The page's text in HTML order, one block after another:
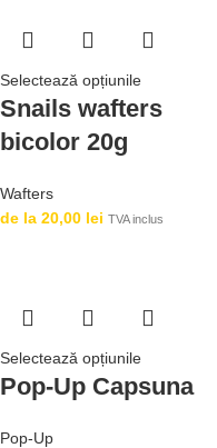
Selectează opțiunile
Snails wafters
bicolor 20g
Wafters
de la 20,00 lei TVA inclus
Selectează opțiunile
Pop-Up Capsuna
Pop-Up